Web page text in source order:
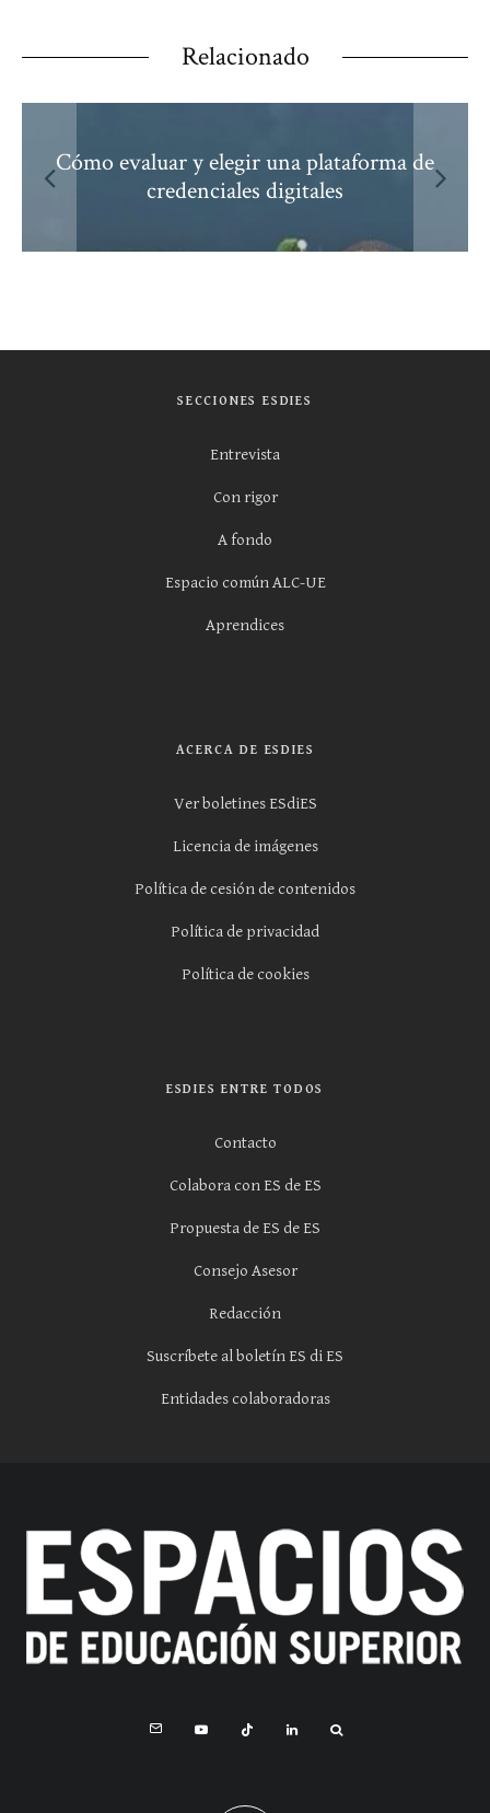
Relacionado
Cómo evaluar y elegir una plataforma de
credenciales digitales
SECCIONES ESDIES
Entrevista
Con rigor
A fondo
Espacio común ALC-UE
Aprendices
ACERCA DE ESDIES
Ver boletines ESdiES
Licencia de imágenes
Política de cesión de contenidos
Política de privacidad
Política de cookies
ESDIES ENTRE TODOS
Contacto
Colabora con ES de ES
Propuesta de ES de ES
Consejo Asesor
Redacción
Suscríbete al boletín ES di ES
Entidades colaboradoras